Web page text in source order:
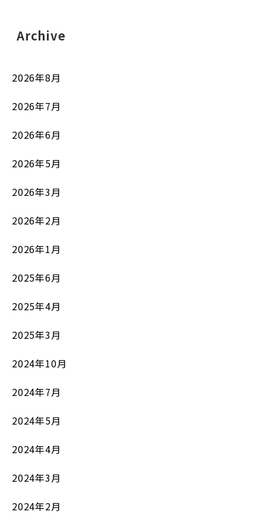
Archive
2026年8月
2026年7月
2026年6月
2026年5月
2026年3月
2026年2月
2026年1月
2025年6月
2025年4月
2025年3月
2024年10月
2024年7月
2024年5月
2024年4月
2024年3月
2024年2月